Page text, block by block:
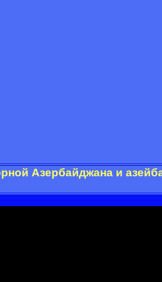
Азербайджана и